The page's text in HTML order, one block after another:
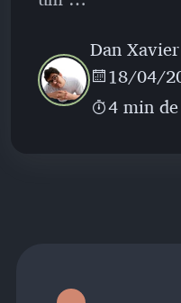
Dan Xavier
18/04/
4 min